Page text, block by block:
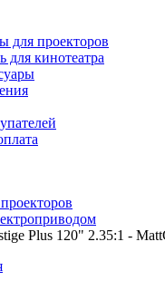
для проекторов
для кинотеатра
Plus 120" 2.35:1 -